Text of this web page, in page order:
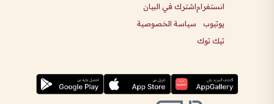
انستغرام
يوتيوب
تيك توك
اشترك في البيان
سياسة الخصوصية